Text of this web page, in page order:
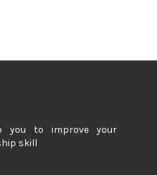
you to improve your
skill